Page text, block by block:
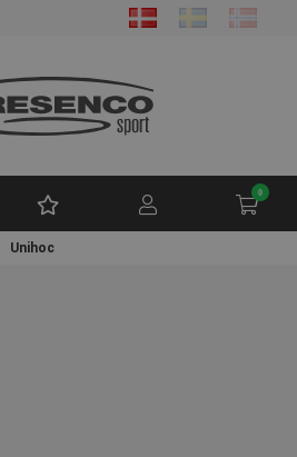
0
Unihoc